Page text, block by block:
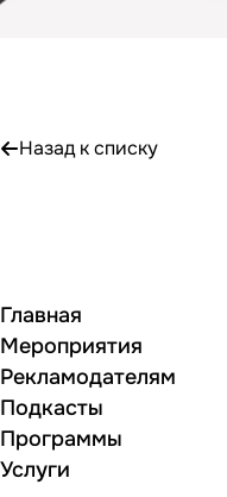
Назад к списку
Главная
Мероприятия
Рекламодателям
Подкасты
Программы
Услуги